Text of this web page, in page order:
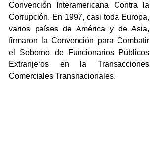
Convención Interamericana Contra la
Corrupción. En 1997, casi toda Europa,
varios países de América y de Asia,
firmaron la Convención para Combatir
el Soborno de Funcionarios Públicos
Extranjeros en la Transacciones
Comerciales Transnacionales.